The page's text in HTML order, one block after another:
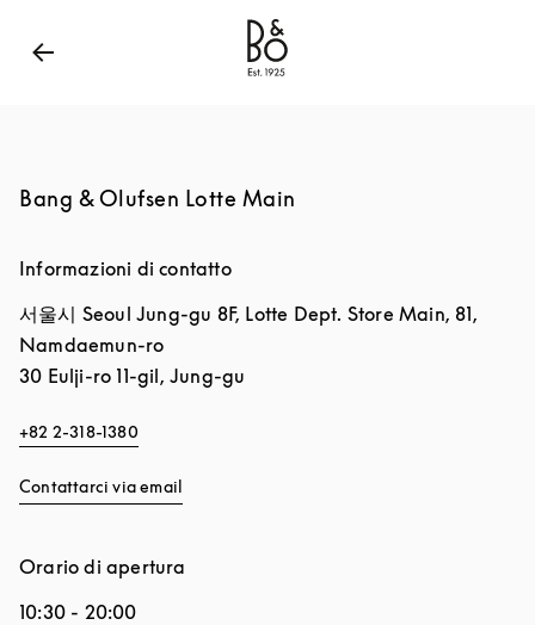
Bang & Olufsen - Exist to Create
Bang & Olufsen Lotte Main
Informazioni di contatto
서울시 Seoul Jung-gu 8F, Lotte Dept. Store Main, 81,
Namdaemun-ro
30 Eulji-ro 11-gil, Jung-gu
+82 2-318-1380
Contattarci via email
Orario di apertura
10:30 - 20:00